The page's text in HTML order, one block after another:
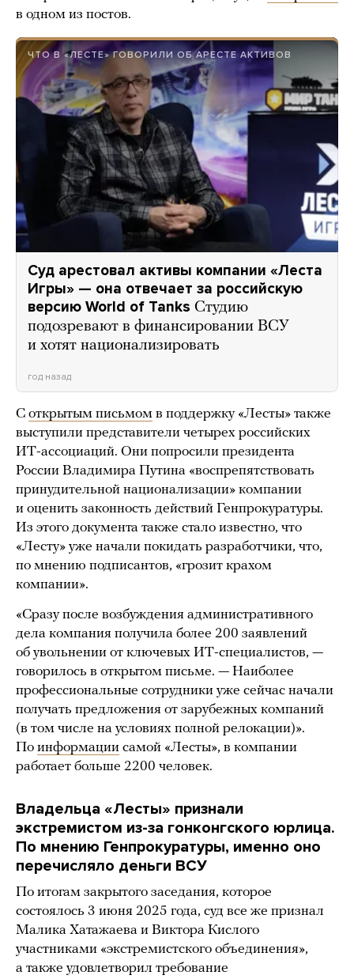
в одном из постов.
ЧТО В «ЛЕСТЕ» ГОВОРИЛИ ОБ АРЕСТЕ АКТИВОВ
Суд арестовал активы компании «Леста
Игры» — она отвечает за российскую
версию World of Tanks Студию
подозревают в финансировании ВСУ
и хотят национализировать
год назад
С открытым письмом в поддержку «Лесты» также
выступили представители четырех российских
ИТ-ассоциаций. Они попросили президента
России Владимира Путина «воспрепятствовать
принудительной национализации» компании
и оценить законность действий Генпрокуратуры.
Из этого документа также стало известно, что
«Лесту» уже начали покидать разработчики, что,
по мнению подписантов, «грозит крахом
компании».
«Сразу после возбуждения административного
дела компания получила более 200 заявлений
об увольнении от ключевых ИТ-специалистов, —
говорилось в открытом письме. — Наиболее
профессиональные сотрудники уже сейчас начали
получать предложения от зарубежных компаний
(в том числе на условиях полной релокации)».
По информации самой «Лесты», в компании
работает больше 2200 человек.
Владельца «Лесты» признали
экстремистом из-за гонконгского юрлица.
По мнению Генпрокуратуры, именно оно
перечисляло деньги ВСУ
По итогам закрытого заседания, которое
состоялось 3 июня 2025 года, суд все же признал
Малика Хатажаева и Виктора Кислого
участниками «экстремистского объединения»,
а также удовлетворил требование